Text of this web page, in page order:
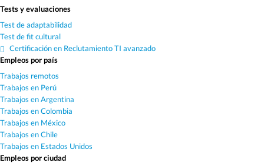
Tests y evaluaciones
Test de adaptabilidad
Test de fit cultural
Certificación en Reclutamiento TI avanzado
Empleos por país
Trabajos remotos
Trabajos en Perú
Trabajos en Argentina
Trabajos en Colombia
Trabajos en México
Trabajos en Chile
Trabajos en Estados Unidos
Empleos por ciudad